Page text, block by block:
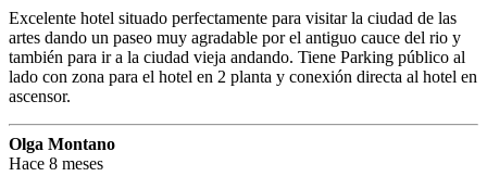
Excelente hotel situado perfectamente para visitar la ciudad de las
artes dando un paseo muy agradable por el antiguo cauce del rio y
también para ir a la ciudad vieja andando. Tiene Parking público al
lado con zona para el hotel en 2 planta y conexión directa al hotel en
ascensor.
Olga Montano
Hace 8 meses